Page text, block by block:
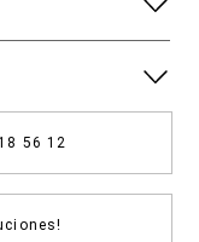
56 12